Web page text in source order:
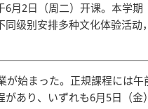
月2日（周二）开课。本学期
同级别安排多种文化体验活动
が始まった。正規課程には午
あり、いずれも6月5日（金